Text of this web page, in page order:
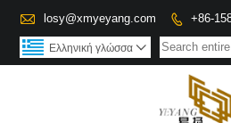
 losy@xmyeyang.com  +86-
Ελληνική γλώσσα 